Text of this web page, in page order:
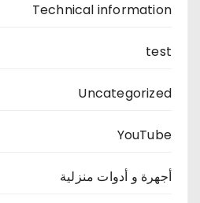
Technical information
test
Uncategorized
YouTube
أجهرة و أدوات منزلية